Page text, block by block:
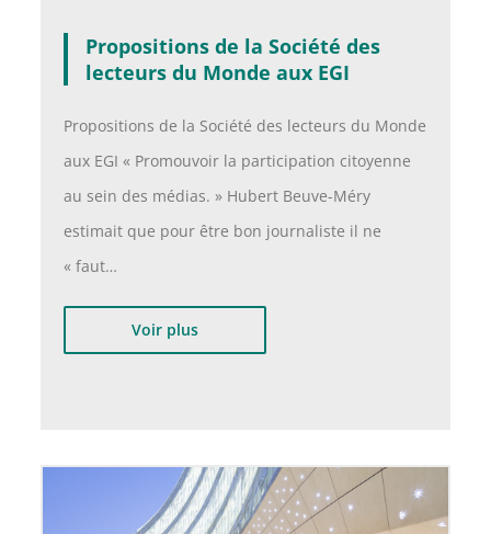
Propositions de la Société des
lecteurs du Monde aux EGI
Propositions de la Société des lecteurs du Monde
aux EGI « Promouvoir la participation citoyenne
au sein des médias. » Hubert Beuve-Méry
estimait que pour être bon journaliste il ne
« faut…
Voir plus